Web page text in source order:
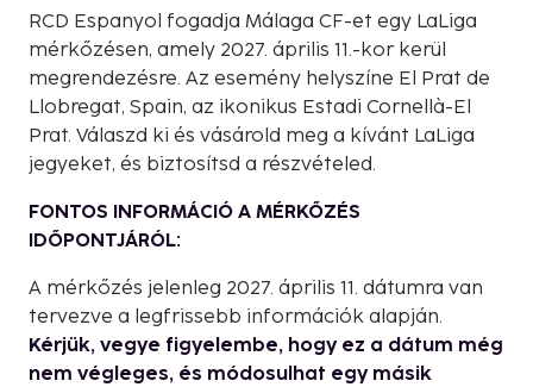
RCD Espanyol fogadja Málaga CF-et egy LaLiga
mérkőzésen, amely 2027. április 11.-kor kerül
megrendezésre. Az esemény helyszíne El Prat de
Llobregat, Spain, az ikonikus Estadi Cornellà-El
Prat. Válaszd ki és vásárold meg a kívánt LaLiga
jegyeket, és biztosítsd a részvételed.
FONTOS INFORMÁCIÓ A MÉRKŐZÉS
IDŐPONTJÁRÓL:
A mérkőzés jelenleg 2027. április 11. dátumra van
tervezve a legfrissebb információk alapján.
Kérjük, vegye figyelembe, hogy ez a dátum még
nem végleges, és módosulhat egy másik